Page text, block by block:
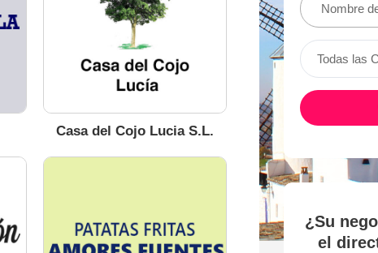
Casa del Cojo Lucia S.L.
Todas las
¿Su
el